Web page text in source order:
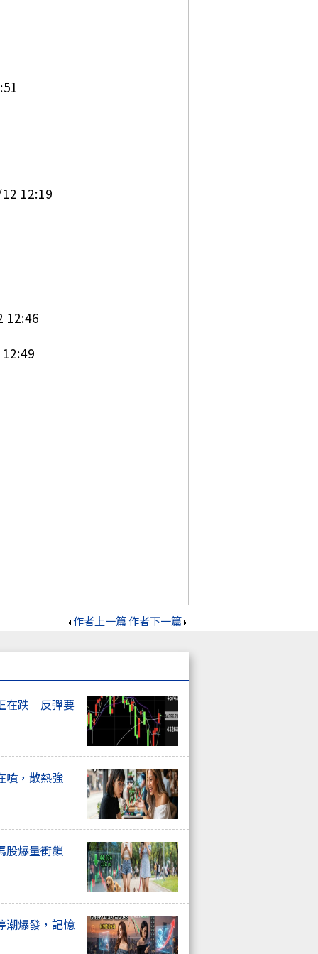
12:19
12:46
作者上一篇作者下一篇
在跌 反彈要
噴，散熱強
股爆量衝鎖
潮爆發，記憶